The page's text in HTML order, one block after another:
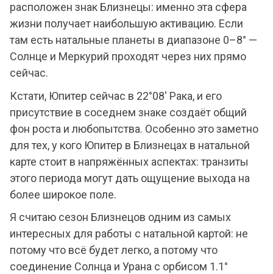
расположен знак Близнецы: именно эта сфера
жизни получает наибольшую активацию. Если
там есть натальные планеты в диапазоне 0–8° —
Солнце и Меркурий проходят через них прямо
сейчас.
Кстати, Юпитер сейчас в 22°08' Рака, и его
присутствие в соседнем знаке создаёт общий
фон роста и любопытства. Особенно это заметно
для тех, у кого Юпитер в Близнецах в натальной
карте стоит в напряжённых аспектах: транзиты
этого периода могут дать ощущение выхода на
более широкое поле.
Я считаю сезон Близнецов одним из самых
интересных для работы с натальной картой: не
потому что всё будет легко, а потому что
соединение Солнца и Урана с орбисом 1.1°